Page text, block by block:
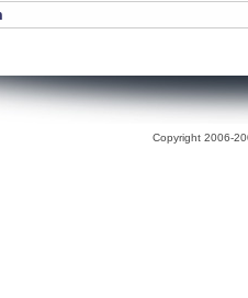
Copyright 2006-